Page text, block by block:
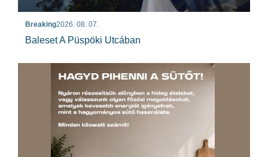
Breaking2026. 08. 07.
Baleset A Püspöki Utcában